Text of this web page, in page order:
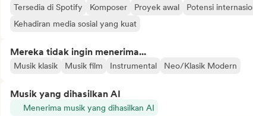
Tersedia di Spotify Komposer Proyek awal
Potensi
Kehadiran media sosial yang kuat
Mereka tidak ingin menerima...
Musik klasik Musik film Instrumental Neo/Klasik Modern
Musik yang dihasilkan AI
Menerima musik yang dihasilkan AI